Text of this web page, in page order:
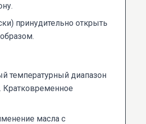
принудительно открыть
температурный диапазон
Кратковременное
масла с